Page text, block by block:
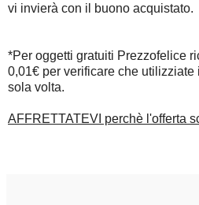
vi invierà con il buono acquistato.
*Per oggetti gratuiti Prezzofelice
0,01€ per verificare che
sola volta.
AFFRETTATEVI perchè l'offerta